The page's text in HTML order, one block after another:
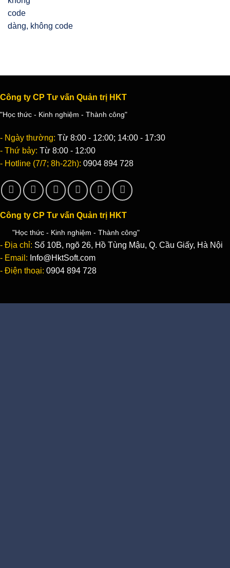
dàng, không code
Công ty CP Tư vấn Quản trị HKT
"Học thức - Kinh nghiệm - Thành công"
- Ngày thường: Từ 8:00 - 12:00; 14:00 - 17:30
- Thứ bảy: Từ 8:00 - 12:00
- Hotline (7/7; 8h-22h): 0904 894 728
Công ty CP Tư vấn Quản trị HKT
"Học thức - Kinh nghiệm - Thành công"
- Địa chỉ: Số 10B, ngõ 26, Hồ Tùng Mậu, Q. Cầu Giấy, Hà Nội
- Email: Info@HktSoft.com
- Điện thoại: 0904 894 728